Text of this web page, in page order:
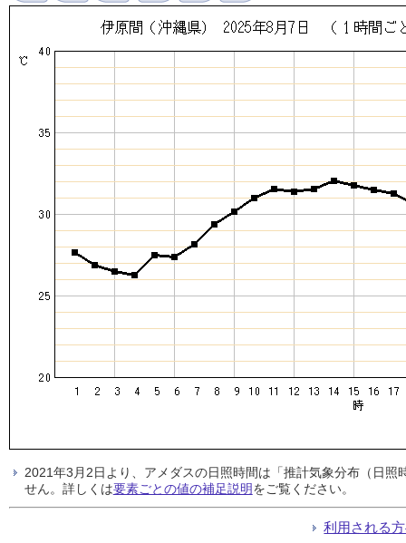
2021年3月2日より、アメダスの日照時間は「推計気象分布（日
せん。詳しくは要素ごとの値の補足説明をご覧ください。
利用される